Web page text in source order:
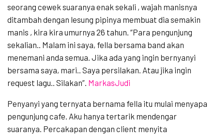
seorang cewek suaranya enak sekali , wajah manisnya
ditambah dengan lesung pipinya membuat dia semakin
manis , kira kira umurnya 26 tahun. “Para pengunjung
sekalian.. Malam ini saya, fella bersama band akan
menemani anda semua. Jika ada yang ingin bernyanyi
bersama saya, mari.. Saya persilakan. Atau jika ingin
request lagu.. Silakan”. MarkasJudi
Penyanyi yang ternyata bernama fella itu mulai menyapa
pengunjung cafe. Aku hanya tertarik mendengar
suaranya. Percakapan dengan client menyita